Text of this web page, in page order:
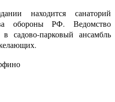
находится санаторий
обороны РФ. Ведомство
садово-парковый ансамбль